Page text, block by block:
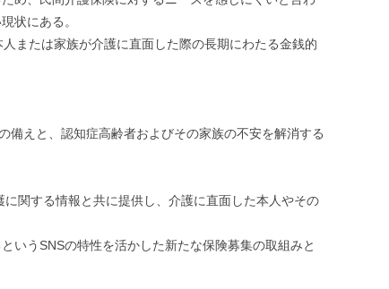
状にある。
または家族が介護に直面した際の長期にわたる金銭的
備えと、認知症高齢者およびその家族の不安を解消する
関する情報と共に提供し、介護に直面した本人やその
いうSNSの特性を活かした新たな保険募集の取組みと